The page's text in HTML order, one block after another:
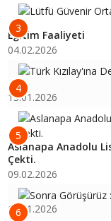
3
Eğitim Faaliyeti
04.02.2026
4
13.01.2026
5
Aslanapa Anadolu
Çekti.
09.02.2026
6
16.01.2026